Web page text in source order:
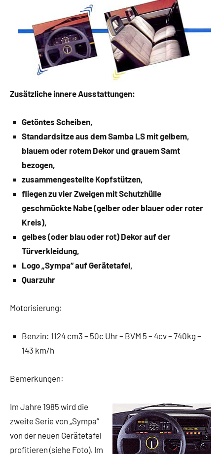
Zusätzliche innere Ausstattungen:
Getöntes Scheiben,
Standardsitze aus dem Samba LS mit gelbem,
blauem oder rotem Dekor und grauem Samt
bezogen,
zusammengestellte Kopfstützen,
fliegen zu vier Zweigen mit Schutzhülle
geschmückte Nabe (gelber oder blauer oder roter
Kreis),
gelbes (oder blau oder rot) Dekor auf der
Türverkleidung,
Logo „Sympa“ auf Gerätetafel,
Quarzuhr
Motorisierung:
Benzin: 1124 cm3 – 50c Uhr – BVM 5 – 4cv – 740kg –
143 km/h
Bemerkungen:
Im Jahre 1985 wird die
zweite Serie von „Sympa“
von der neuen Gerätetafel
profitieren (siehe Foto). Im